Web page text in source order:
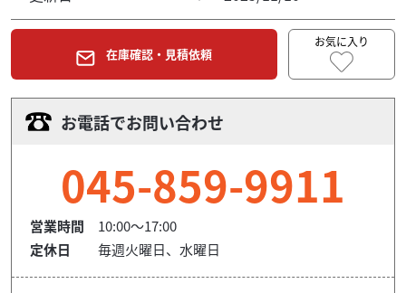
在庫確認・見積依頼
お気に入り
お電話でお問い合わせ
045-859-9911
営業時間
10:00～17:00
定休日
毎週火曜日、水曜日